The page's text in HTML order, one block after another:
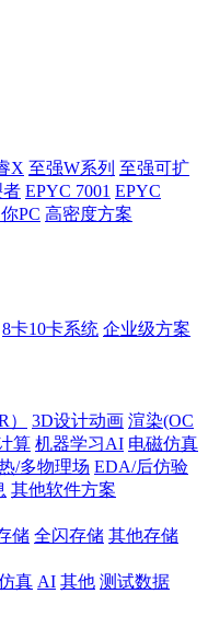
X 至强W系列 至强可扩
者 EPYC 7001 EPYC
PC 高密度方案
8卡10卡系统 企业级方案
3D设计动画 渲染(OC
算 机器学习AI 电磁仿真
/多物理场 EDA/后仿验
其他软件方案
储 全闪存储 其他存储
真 AI 其他 测试数据